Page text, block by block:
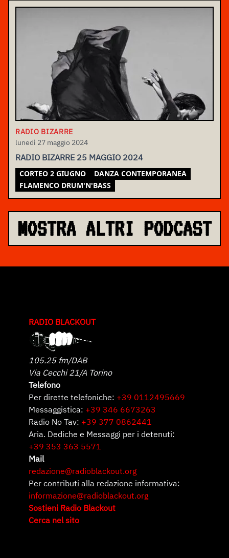
RADIO BIZARRE
lunedì 27 maggio 2024
RADIO BIZARRE 25 MAGGIO 2024
CORTEO 2 GIUGNO
DANZA CONTEMPORANEA
FLAMENCO DRUM'N'BASS
MOSTRA ALTRI PODCAST
RADIO BLACKOUT
105.25 fm/DAB
Via Cecchi 21/A Torino
Telefono
Per dirette telefoniche: +39 0112495669
Messaggistica: +39 346 6673263
Radio No Tav: +39 377 0862441
Aria. Dediche e Messaggi per i detenuti:
+39 353 363 5571
Mail
redazione@radioblackout.org
Per contributi alla redazione informativa:
informazione@radioblackout.org
Sostieni Radio Blackout
Cerca nel sito